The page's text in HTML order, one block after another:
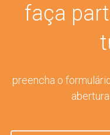
faça
preencha o